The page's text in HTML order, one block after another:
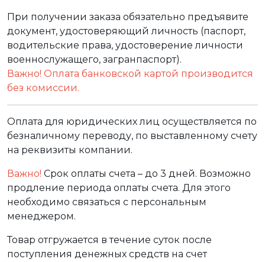
При получении заказа обязательно предъявите
документ, удостоверяющий личность (паспорт,
водительские права, удостоверение личности
военнослужащего, загранпаспорт).
Важно! Оплата банковской картой производится
без комиссии.
Оплата для юридических лиц осуществляется по
безналичному переводу, по выставленному счету
на реквизиты компании.
Важно! Срок оплаты счета – до 3 дней. Возможно
продление периода оплаты счета. Для этого
необходимо связаться с персональным
менеджером.
Товар отгружается в течение суток после
поступления денежных средств на счет